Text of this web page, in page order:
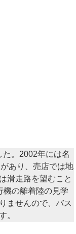
。2002年には名
あり、売店では地
滑走路を望むこと
機の離着陸の見学
ませんので、バス
。